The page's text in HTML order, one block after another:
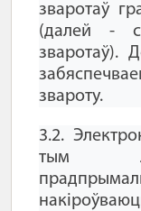
зваротаў
(далей -
зваротаў).
звароту.
3.2.
тым